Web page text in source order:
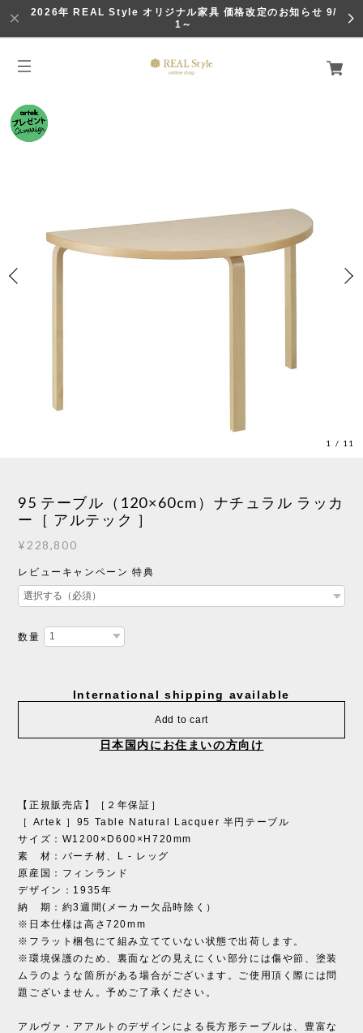
2026年 REAL Style オリジナル家具 価格改定のお知らせ 9/
1～
1 / 11
95 テーブル（120×60cm）ナチュラル ラッカ
ー［ アルテック ］
¥228,800
レビューキャンペーン 特典
数量
International shipping available
Add to cart
日本国内にお住まいの方向け
【正規販売店】［２年保証］
［ Artek ］95 Table Natural Lacquer 半円テーブル
サイズ：W1200×D600×H720mm
素 材：バーチ材、L - レッグ
原産国：フィンランド
デザイン：1935年
納 期：約3週間(メーカー欠品時除く）
※日本仕様は高さ720mm
※フラット梱包にて組み立てていない状態で出荷します。
※環境保護のため、裏面などの見えにくい部分には傷や節、塗装
ムラのような箇所がある場合がございます。ご使用頂く際には問
題ございません。予めご了承ください。
アルヴァ・アアルトのデザインによる長方形テーブルは、豊富な